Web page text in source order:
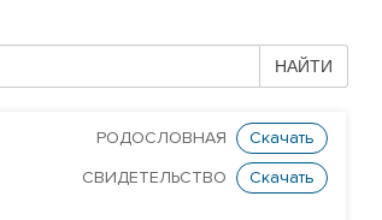
НАЙТИ
РОДОСЛОВНАЯ Скачать
СВИДЕТЕЛЬСТВО Скачать